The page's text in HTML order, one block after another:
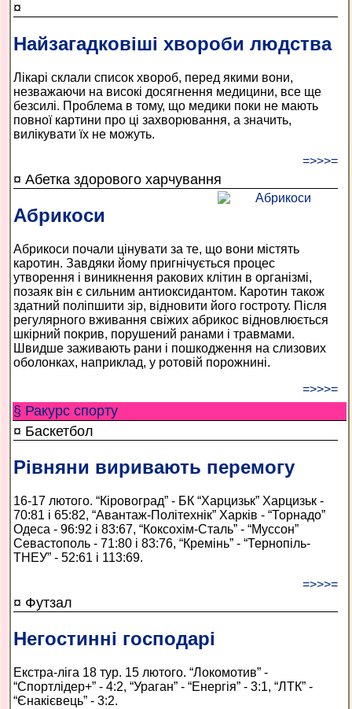
¤
Найзагадковіші хвороби людства
Лікарі склали список хвороб, перед якими вони,
незважаючи на високі досягнення медицини, все ще
безсилі. Проблема в тому, що медики поки не мають
повної картини про ці захворювання, а значить,
вилікувати їх не можуть.
=>>>=
¤ Абетка здорового харчування
Абрикоси
Абрикоси почали цінувати за те, що вони містять
каротин. Завдяки йому пригнічується процес
утворення і виникнення ракових клітин в організмі,
позаяк він є сильним антиоксидантом. Каротин також
здатний поліпшити зір, відновити його гостроту. Після
регулярного вживання свіжих абрикос відновлюється
шкірний покрив, порушений ранами і травмами.
Швидше заживають рани і пошкодження на слизових
оболонках, наприклад, у ротовій порожнині.
=>>>=
§ Ракурс спорту
¤ Баскетбол
Рівняни виривають перемогу
16-17 лютого. “Кіровоград” - БК “Харцизьк” Харцизьк -
70:81 і 65:82, “Авантаж-Політехнік” Харків - “Торнадо”
Одеса - 96:92 і 83:67, “Коксохім-Сталь” - “Муссон”
Севастополь - 71:80 і 83:76, “Кремінь” - “Тернопіль-
ТНЕУ” - 52:61 і 113:69.
=>>>=
¤ Футзал
Негостинні господарі
Екстра-ліга 18 тур. 15 лютого. “Локомотив” -
“Спортлідер+” - 4:2, “Ураган” - “Енергія” - 3:1, “ЛТК” -
“Єнакієвець” - 3:2.